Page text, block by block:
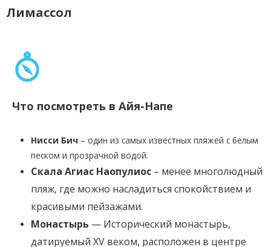
Лимассол
Что посмотреть в Айя-Напе
Нисси Бич – один из самых известных пляжей с белым
песком и прозрачной водой.
Скала Агиас Наопулиос – менее многолюдный
пляж, где можно насладиться спокойствием и
красивыми пейзажами.
Монастырь — Исторический монастырь,
датируемый XV веком, расположен в центре